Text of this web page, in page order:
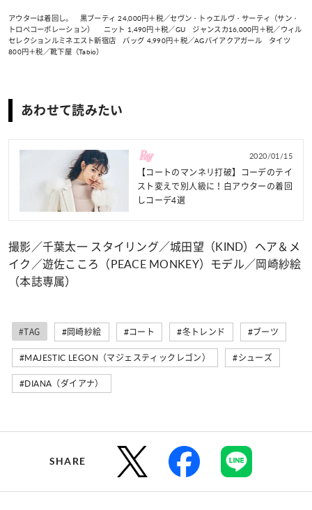
アウターは着回し。 黒ブーティ 24,000円＋税／セヴン・トゥエルヴ・サーティ（サン・
トロぺコーポレーション） ニット 1,490円＋税／GU ジャンスカ16,000円＋税／ウィル
セレクションルミネエスト新宿店 バッグ 4,990円＋税／AGバイアクアガール タイツ
800円＋税／靴下屋（Tabio）
あわせて読みたい
2020/01/15
【コートのマンネリ打破】コーデのテイ
スト変えで別人級に！白アウターの着回
しコーデ4選
撮影／千葉太一 スタイリング／城田望（KIND）ヘア＆メ
イク／遊佐こころ（PEACE MONKEY）モデル／岡崎紗絵
（本誌専属）
#TAG #岡崎紗絵 #コート #冬トレンド #ブーツ
#MAJESTIC LEGON（マジェスティックレゴン） #シューズ
#DIANA（ダイアナ）
SHARE